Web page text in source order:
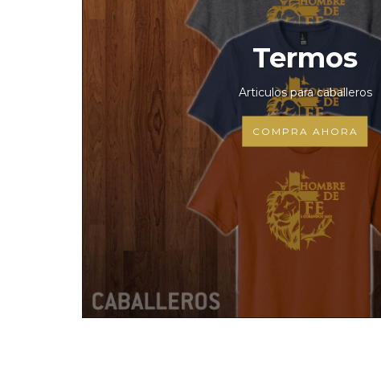
Termos
Articulos para caballeros
COMPRA AHORA